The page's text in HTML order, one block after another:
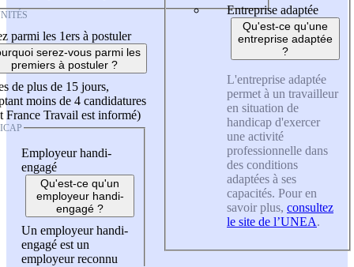
parmi les 1ers à postuler
serez-vous parmi les
premiers à postuler ?
de plus de 15 jours,
moins de 4 candidatures
France Travail est informé)
Employeur handi-
engagé
Qu'est-ce qu'un
employeur handi-
engagé ?
Un employeur handi-
engagé est un
employeur reconnu
Entreprise adaptée
Qu'est-ce qu'une
entreprise adaptée
?
L'entreprise adaptée
permet à un travailleur
en situation de
handicap d'exercer
une activité
professionnelle dans
des conditions
adaptées à ses
capacités. Pour en
savoir plus, consultez
le site de l’UNEA.